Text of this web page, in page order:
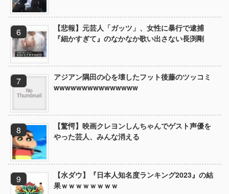
【悲報】元芸人「ガッツ」、女性に暴行で逮捕
『細かすぎて』のなかなか歌い出さない長渕剛
アジアン隅田の心を壊したフット後藤のツッコミ
wwwwwwwwwwwwwww
【驚愕】映画クレヨンしんちゃんでゲスト声優を
やった芸人、みんな消える
【水ダウ】『日本人知名度ランキング2023』の結
果ｗｗｗｗｗｗｗｗ